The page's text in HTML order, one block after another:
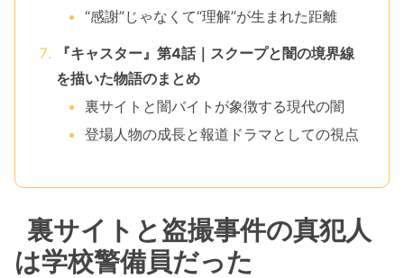
“感謝”じゃなくて“理解”が生まれた距離
『キャスター』第4話｜スクープと闇の境界線
を描いた物語のまとめ
裏サイトと闇バイトが象徴する現代の闇
登場人物の成長と報道ドラマとしての視点
裏サイトと盗撮事件の真犯人
は学校警備員だった